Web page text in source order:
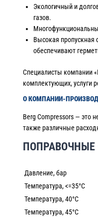
Экологичный и
газов.
Высокая пропускная
обеспечивают
Специалисты компании
комплектующих, услуги
О КОМПАНИИ-
Berg Compressors — это
также различные
ПОПРАВОЧНЫЕ
Давление, бар
Температура, <=35°C
Температура, 40°C
Температура, 45°C